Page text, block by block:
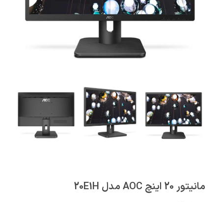
مانیتور 20 اینچ AOC مدل 20E1H